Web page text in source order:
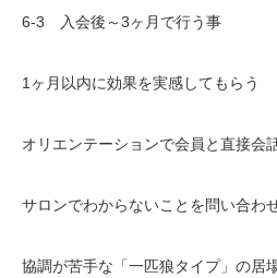
6-3 入会後～3ヶ月で行う事
1ヶ月以内に効果を実感してもらう
オリエンテーションで会員と直接会
サロンでわからないことを問い合わ
協調が苦手な「一匹狼タイプ」の居